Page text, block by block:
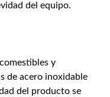
del equipo.
y
de acero inoxidable
del producto se